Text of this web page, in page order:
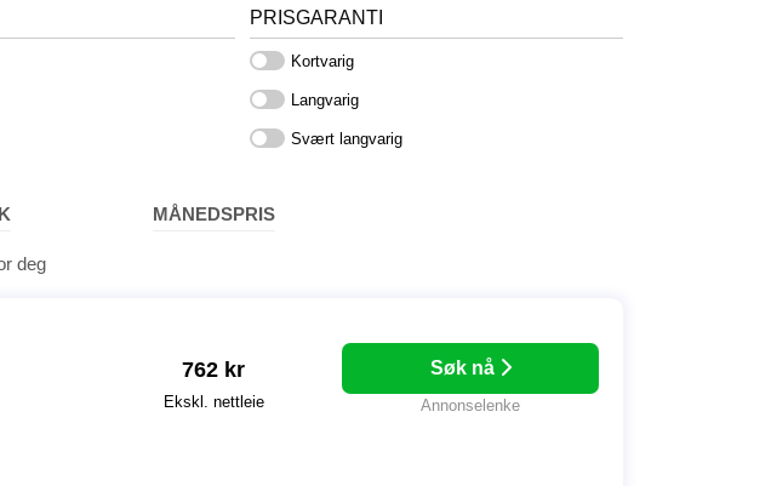
PRISGARANTI
Kortvarig
Langvarig
Svært langvarig
MÅNEDSPRIS
deg
762 kr
Ekskl. nettleie
Søk nå
Annonselenke